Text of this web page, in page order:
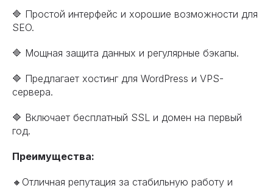
🔷 Простой интерфейс и хорошие возможности для
SEO.
🔷 Мощная защита данных и регулярные бэкапы.
🔷 Предлагает хостинг для WordPress и VPS-
сервера.
🔷 Включает бесплатный SSL и домен на первый
год.
Преимущества:
🔸Отличная репутация за стабильную работу и